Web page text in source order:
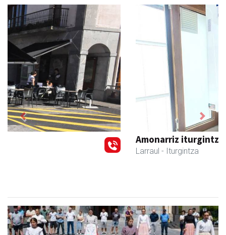
Amonarriz iturgintza S. L.
Previous Next